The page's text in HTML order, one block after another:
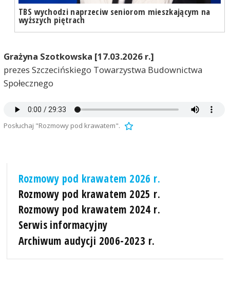
TBS wychodzi naprzeciw seniorom mieszkającym na
wyższych piętrach
Grażyna Szotkowska [17.03.2026 r.]
prezes Szczecińskiego Towarzystwa Budownictwa
Społecznego
Posłuchaj "Rozmowy pod krawatem".
Rozmowy pod krawatem 2026 r.
Rozmowy pod krawatem 2025 r.
Rozmowy pod krawatem 2024 r.
Serwis informacyjny
Archiwum audycji 2006-2023 r.